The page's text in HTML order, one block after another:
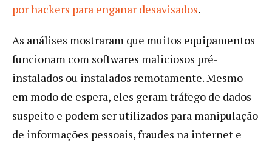
por hackers para enganar desavisados.
As análises mostraram que muitos equipamentos
funcionam com softwares maliciosos pré-
instalados ou instalados remotamente. Mesmo
em modo de espera, eles geram tráfego de dados
suspeito e podem ser utilizados para manipulação
de informações pessoais, fraudes na internet e